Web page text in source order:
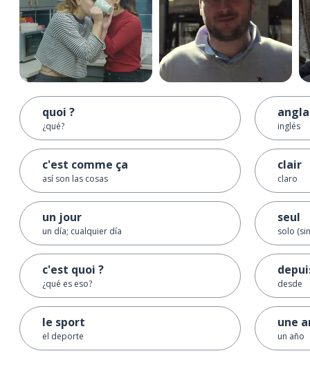
quoi ?
¿qué?
c'est comme ça
así son las cosas
un jour
un día; cualquier día
c'est quoi ?
¿qué es eso?
le sport
el deporte
inglés
clair
claro
seul
solo
desde
une
un año